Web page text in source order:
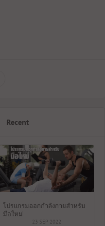
Recent
โปรแกรมออกกำลังกายสำหรับ
มือใหม่
23 SEP 2022